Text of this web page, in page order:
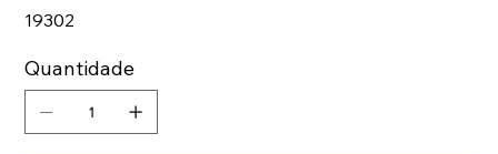
19302
Quantidade